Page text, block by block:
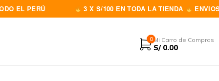
3 X S/100 EN TODA LA TIENDA ENVIOS A
0 Mi Carro de Compras
S/0.00